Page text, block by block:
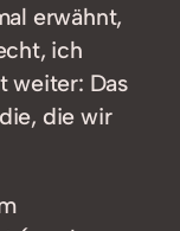
erwähnt,
ich
weiter: Das
die wir